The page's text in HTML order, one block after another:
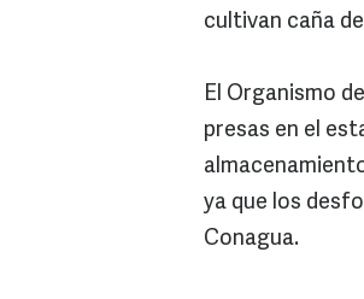
cultivan caña
El Organismo
presas en el
ya que los
Conagua.